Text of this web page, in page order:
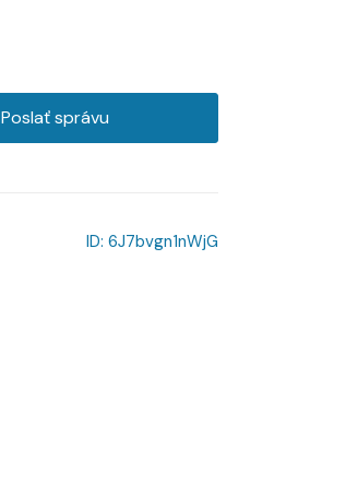
Poslať správu
ID: 6J7bvgn1nWjG